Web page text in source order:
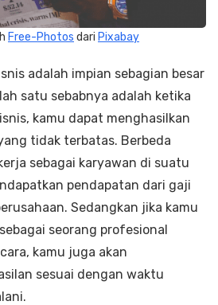
Free-Photos dari Pixabay
adalah impian sebagian besar
satu sebabnya adalah ketika
kamu dapat menghasilkan
tidak terbatas. Berbeda
sebagai karyawan di suatu
pendapatan dari gaji
Sedangkan jika kamu
seorang profesional
kamu juga akan
sesuai dengan waktu